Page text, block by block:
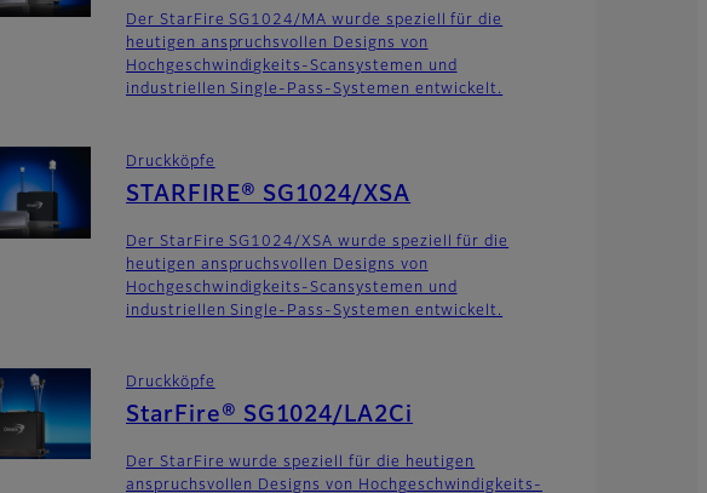
Der StarFire SG1024/MA wurde speziell für die
heutigen anspruchsvollen Designs von
Hochgeschwindigkeits-Scansystemen und
industriellen Single-Pass-Systemen entwickelt.
Druckköpfe
STARFIRE® SG1024/XSA
Der StarFire SG1024/XSA wurde speziell für die
heutigen anspruchsvollen Designs von
Hochgeschwindigkeits-Scansystemen und
industriellen Single-Pass-Systemen entwickelt.
Druckköpfe
StarFire® SG1024/LA2Ci
Der StarFire wurde speziell für die heutigen
anspruchsvollen Designs von Hochgeschwindigkeits-